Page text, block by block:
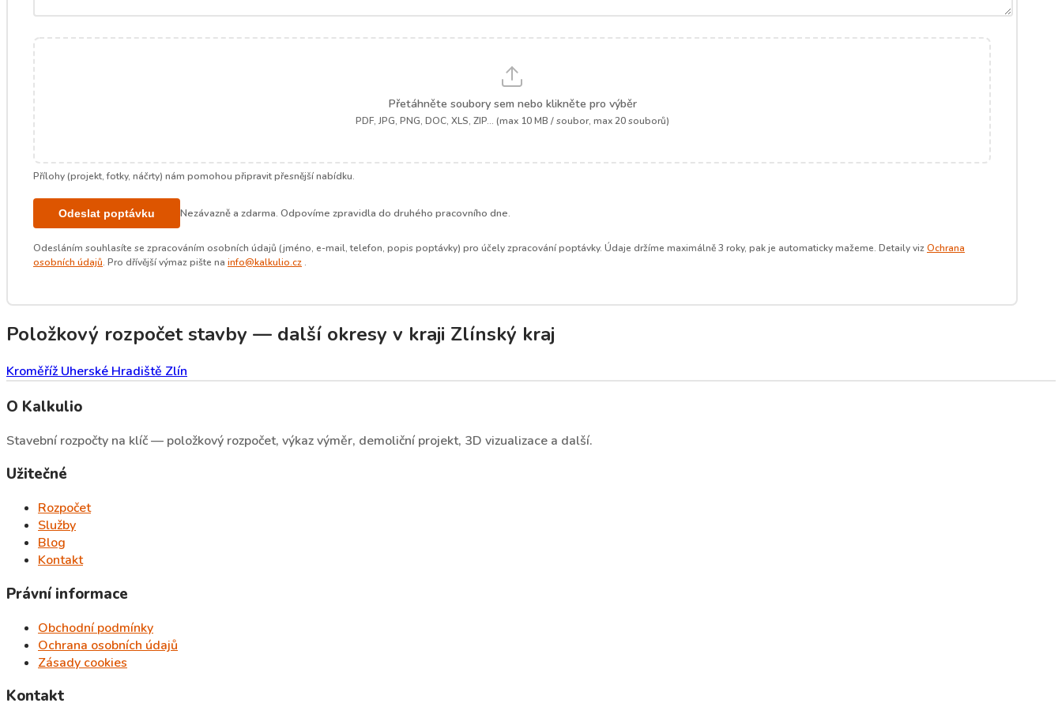
Přetáhněte soubory sem nebo klikněte pro výběr
PDF, JPG, PNG, DOC, XLS, ZIP... (max 10 MB / soubor, max 20 souborů)
Přílohy (projekt, fotky, náčrty) nám pomohou připravit přesnější nabídku.
Odeslat poptávku Nezávazně a zdarma. Odpovíme zpravidla do druhého pracovního dne.
Odesláním souhlasíte se zpracováním osobních údajů (jméno, e-mail, telefon, popis poptávky) pro účely zpracování poptávky. Údaje držíme maximálně 3 roky, pak je automaticky mažeme. Detaily vizOchrana
osobních údajů. Pro dřívější výmaz pište na info@kalkulio.cz .
Položkový rozpočet stavby — další okresy v kraji Zlínský kraj
Kroměříž Uherské Hradiště Zlín
O Kalkulio
Stavební rozpočty na klíč — položkový rozpočet, výkaz výměr, demoliční projekt, 3D vizualizace a další.
Užitečné
Rozpočet
Služby
Blog
Kontakt
Právní informace
Obchodní podmínky
Ochrana osobních údajů
Zásady cookies
Kontakt